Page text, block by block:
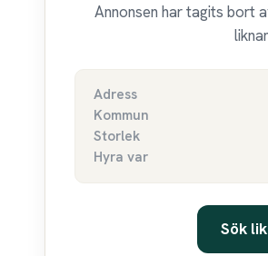
Annonsen har tagits bort
Adress
Kommun
Storlek
Hyra var
Sök